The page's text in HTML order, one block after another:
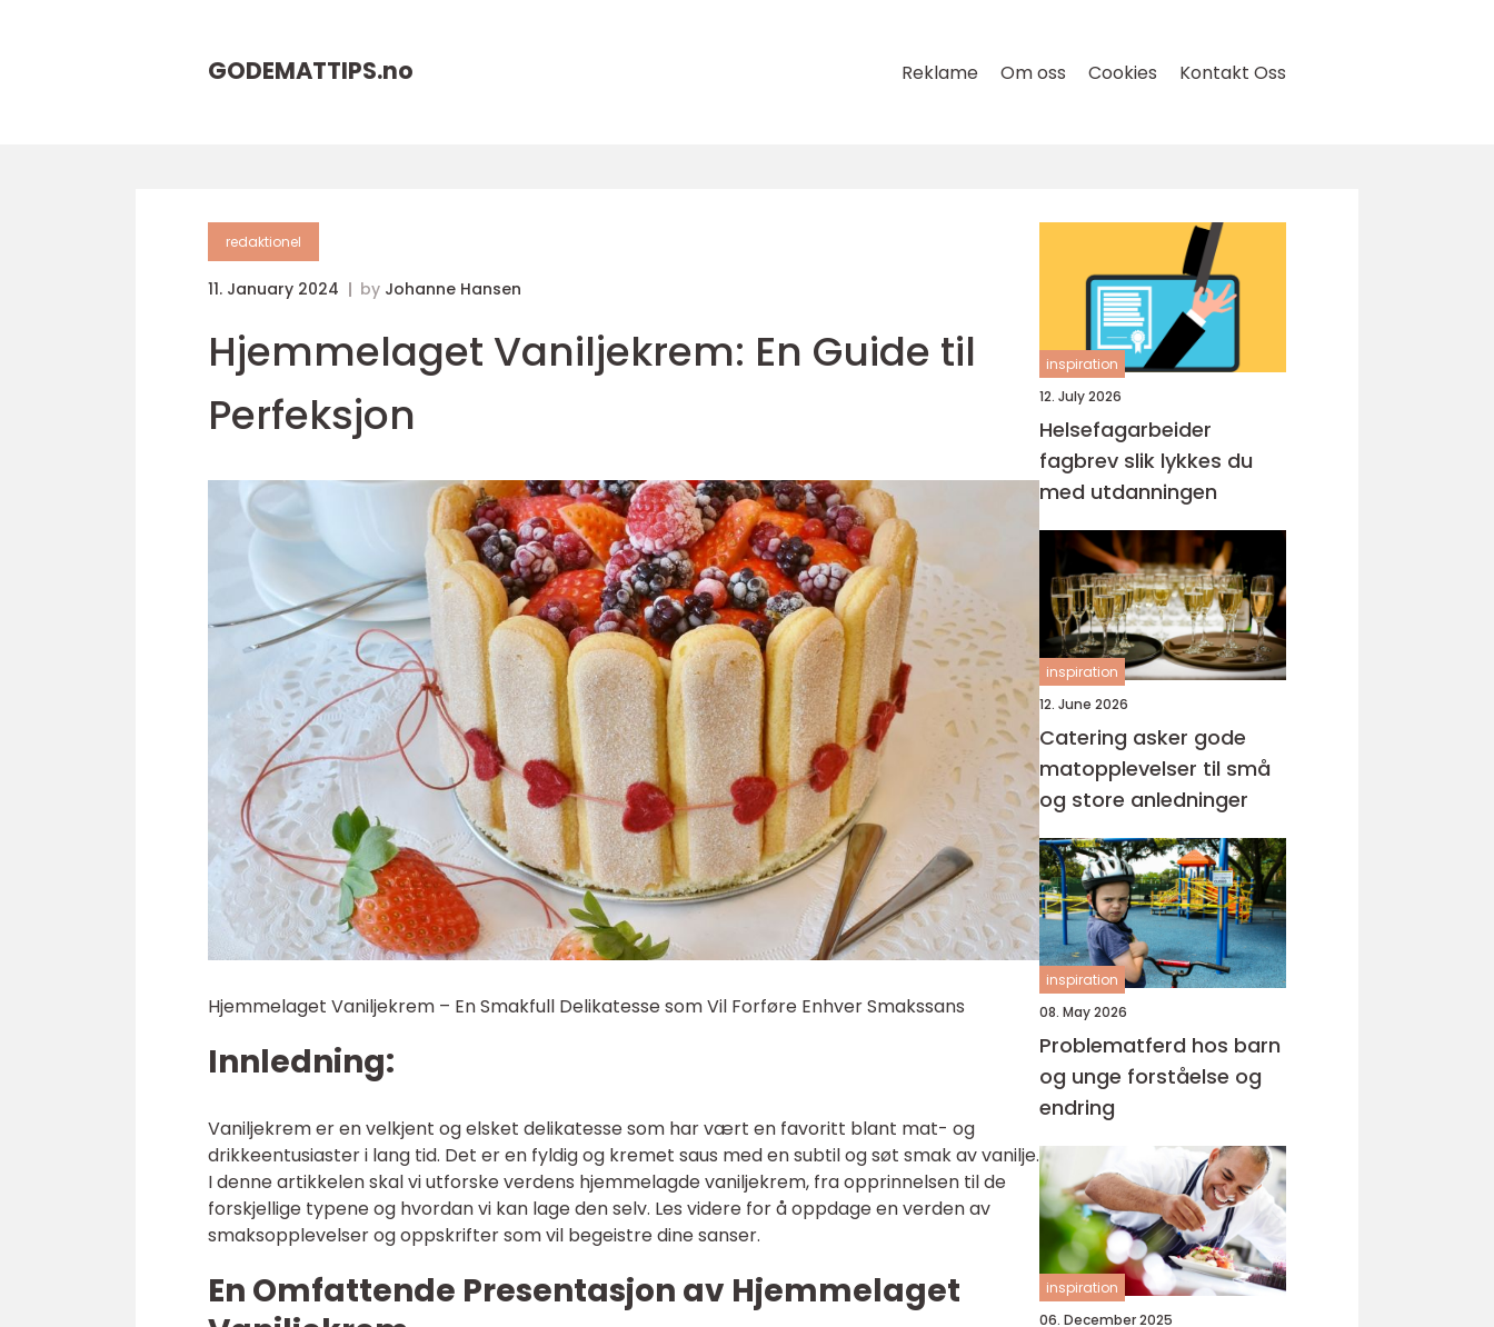
GODEMATTIPS.no Reklame Om oss Cookies Kontakt Oss
redaktionel
11. January 2024 by Johanne Hansen
Hjemmelaget Vaniljekrem: En Guide til
Perfeksjon
Hjemmelaget Vaniljekrem – En Smakfull Delikatesse som Vil Forføre Enhver Smakssans
Innledning:
Vaniljekrem er en velkjent og elsket delikatesse som har vært en favoritt blant mat- og
drikkeentusiaster i lang tid. Det er en fyldig og kremet saus med en subtil og søt smak av vanilje.
I denne artikkelen skal vi utforske verdens hjemmelagde vaniljekrem, fra opprinnelsen til de
forskjellige typene og hvordan vi kan lage den selv. Les videre for å oppdage en verden av
smaksopplevelser og oppskrifter som vil begeistre dine sanser.
En Omfattende Presentasjon av Hjemmelaget
inspiration
12. July 2026
Helsefagarbeider
fagbrev slik lykkes du
med utdanningen
inspiration
12. June 2026
Catering asker gode
matopplevelser til små
og store anledninger
inspiration
08. May 2026
Problematferd hos barn
og unge forståelse og
endring
inspiration
06. December 2025